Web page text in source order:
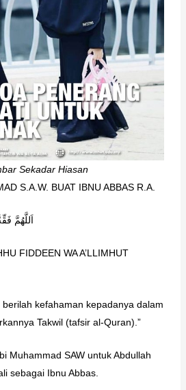
Sekadar Hiasan
S.A.W. BUAT IBNU ABBAS R.A.
اَللَّهُمَّ
FIDDEEN WA A’LLIMHUT
kefahaman kepadanya dalam
Takwil (tafsir al-Quran).”
Muhammad SAW untuk Abdullah
sebagai Ibnu Abbas.